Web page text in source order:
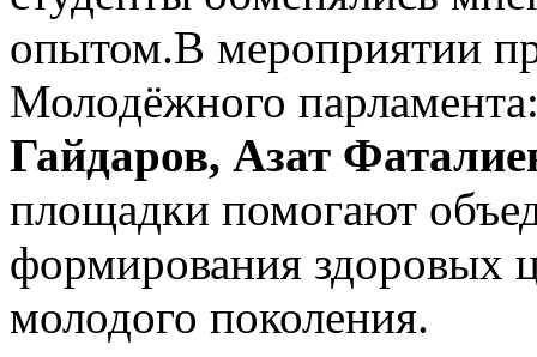
опытом.В мероприятии
Молодёжного
Гайдаров, Азат
площадки помогают
формирования здоровых
молодого поколения.